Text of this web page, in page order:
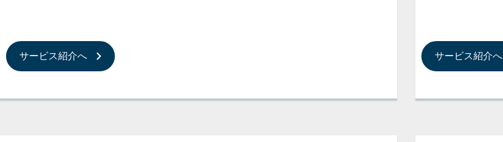
サービス紹介へ サービス紹介へ